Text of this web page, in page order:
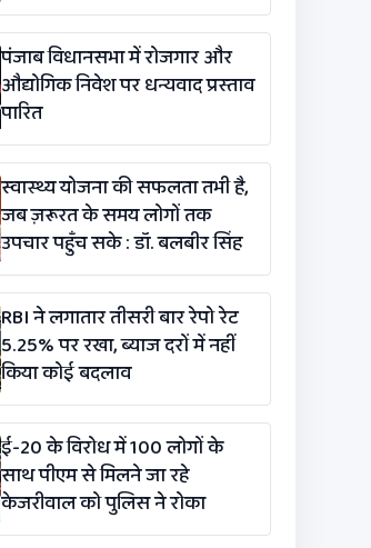
पंजाब विधानसभा में रोजगार और
औद्योगिक निवेश पर धन्यवाद प्रस्ताव
पारित
स्वास्थ्य योजना की सफलता तभी है,
जब ज़रूरत के समय लोगों तक
उपचार पहुँच सके : डॉ. बलबीर सिंह
RBI ने लगातार तीसरी बार रेपो रेट
5.25% पर रखा, ब्याज दरों में नहीं
किया कोई बदलाव
ई-20 के विरोध में 100 लोगों के
साथ पीएम से मिलने जा रहे
केजरीवाल को पुलिस ने रोका